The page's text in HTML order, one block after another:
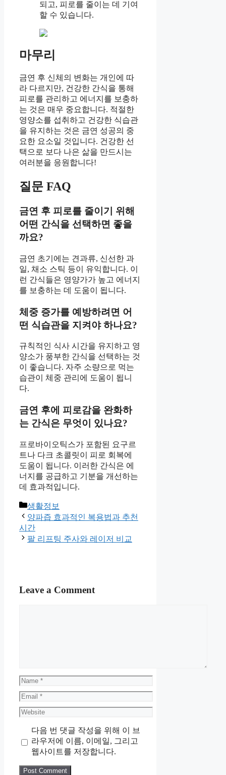
되고, 피로를 줄이는 데 기여
할 수 있습니다.
마무리
금연 후 신체의 변화는 개인에 따
라 다르지만, 건강한 간식을 통해
피로를 관리하고 에너지를 보충하
는 것은 매우 중요합니다. 적절한
영양소를 섭취하고 건강한 식습관
을 유지하는 것은 금연 성공의 중
요한 요소일 것입니다. 건강한 선
택으로 보다 나은 삶을 만드시는
여러분을 응원합니다!
질문 FAQ
금연 후 피로를 줄이기 위해
어떤 간식을 선택하면 좋을
까요?
금연 초기에는 견과류, 신선한 과
일, 채소 스틱 등이 유익합니다. 이
런 간식들은 영양가가 높고 에너지
를 보충하는 데 도움이 됩니다.
체중 증가를 예방하려면 어
떤 식습관을 지켜야 하나요?
규칙적인 식사 시간을 유지하고 영
양소가 풍부한 간식을 선택하는 것
이 좋습니다. 자주 소량으로 먹는
습관이 체중 관리에 도움이 됩니
다.
금연 후에 피로감을 완화하
는 간식은 무엇이 있나요?
프로바이오틱스가 포함된 요구르
트나 다크 초콜릿이 피로 회복에
도움이 됩니다. 이러한 간식은 에
너지를 공급하고 기분을 개선하는
데 효과적입니다.
Categories
생활정보
양파즙 효과적인 복용법과 추천
시간
팔 리프팅 주사와 레이저 비교
Leave a Comment
Name
Email
Website
다음 번 댓글 작성을 위해 이 브
라우저에 이름, 이메일, 그리고
웹사이트를 저장합니다.